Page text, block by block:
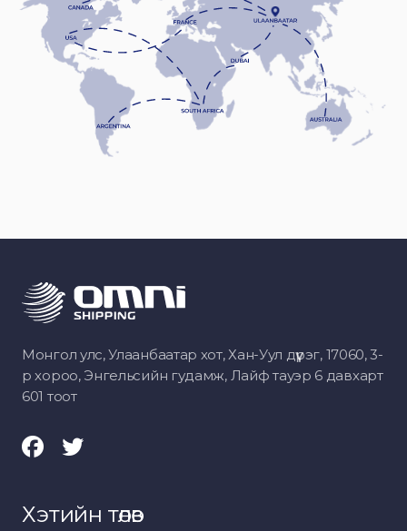
Монгол улс, Улаанбаатар хот, Хан-Уул дүүрэг, 17060, 3-
р хороо, Энгельсийн гудамж, Лайф тауэр 6 давхарт
601 тоот
Хэтийн төлөв